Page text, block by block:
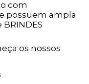
com
possuem ampla
os nossos